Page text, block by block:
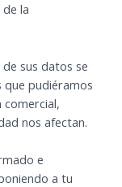
la
sus datos se
que pudiéramos
comercial,
nos afectan.
e
a tu